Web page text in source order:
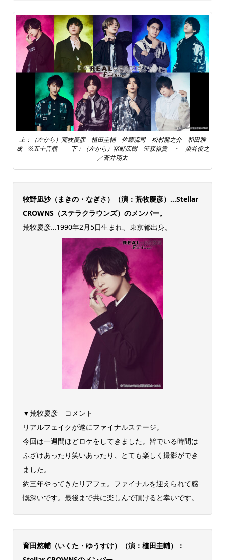
上：（左から）荒牧慶彦 植田圭輔 佐藤流司 松村龍之介 和田雅
成 ※五十音順 下：（左から）猪野広樹 笹森裕貴 ・ 染谷俊之
／蒼井翔太
牧野凪沙（まきの・なぎさ）（演：荒牧慶彦）…Stellar
CROWNS（ステラクラウンズ）のメンバー。
荒牧慶彦…1990年2月5日生まれ、東京都出身。
▼荒牧慶彦 コメント
リアルフェイクが遂にファイナルステージ。
今回は一週間ほどロケをしてきました。皆でいる時間は
ふざけあったり笑いあったり、とても楽しく撮影ができ
ました。
約三年やってきたリアフェ。ファイナルを迎えられて感
慨深いです。最後まで共に楽しんで頂けると幸いです。
育田悠輔（いくた・ゆうすけ）（演：植田圭輔）：